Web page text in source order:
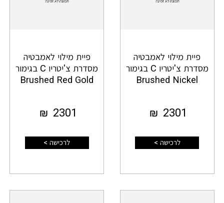
פיית מילוי לאמבטיה
מסדרת צ'יטריו C בגימור
Brushed Nickel
2301
₪
לרכישה >
פיית מילוי לאמבטיה
מסדרת צ'יטריו C בגימור
Brushed Red Gold
2301
₪
לרכישה >